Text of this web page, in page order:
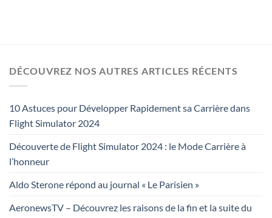
DÉCOUVREZ NOS AUTRES ARTICLES RÉCENTS
10 Astuces pour Développer Rapidement sa Carrière dans
Flight Simulator 2024
Découverte de Flight Simulator 2024 : le Mode Carrière à
l’honneur
Aldo Sterone répond au journal « Le Parisien »
AeronewsTV – Découvrez les raisons de la fin et la suite du